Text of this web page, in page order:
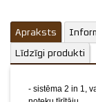
Apraksts
Līdzīgi produkti
- sistēma 2 in 1,